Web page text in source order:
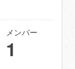
メンバー
1